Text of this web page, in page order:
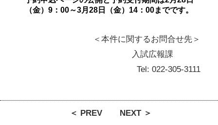
（金）9：00～3月28日（金）14：00までです。
＜本件に関するお問合せ先＞
入試広報課
Tel: 022-305-3111
＜ PREV NEXT ＞